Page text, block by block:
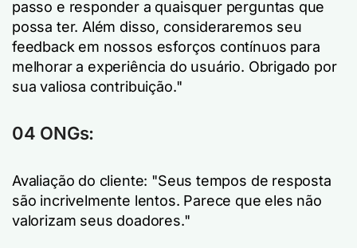
passo e responder a quaisquer perguntas que
possa ter. Além disso, consideraremos seu
feedback em nossos esforços contínuos para
melhorar a experiência do usuário. Obrigado por
sua valiosa contribuição."
04 ONGs:
Avaliação do cliente: "Seus tempos de resposta
são incrivelmente lentos. Parece que eles não
valorizam seus doadores."